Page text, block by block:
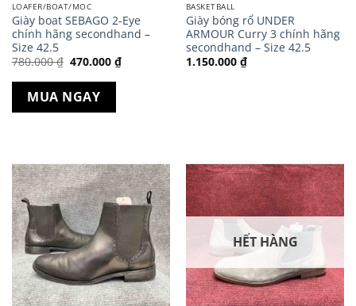
LOAFER/BOAT/MOC
Giày boat SEBAGO 2-Eye
chính hãng secondhand –
Size 42.5
780.000₫ Giá
là:
780.000 ₫.
470.000 ₫Giá
hiện
MUA NGAY
BASKETBALL
Giày bóng rổ UNDER
ARMOUR Curry 3 chính hãng
secondhand – Size 42.5
1.150.000 ₫
HẾT HÀNG